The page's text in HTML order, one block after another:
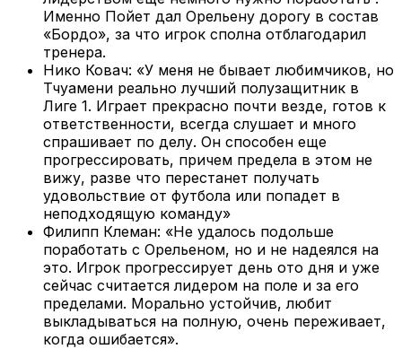
Именно Пойет дал Орельену дорогу в состав
«Бордо», за что игрок сполна отблагодарил
тренера.
Нико Ковач: «У меня не бывает любимчиков, но
Тчуамени реально лучший полузащитник в
Лиге 1. Играет прекрасно почти везде, готов к
ответственности, всегда слушает и много
спрашивает по делу. Он способен еще
прогрессировать, причем предела в этом не
вижу, разве что перестанет получать
удовольствие от футбола или попадет в
неподходящую команду»
Филипп Клеман: «Не удалось подольше
поработать с Орельеном, но и не надеялся на
это. Игрок прогрессирует день ото дня и уже
сейчас считается лидером на поле и за его
пределами. Морально устойчив, любит
выкладываться на полную, очень переживает,
когда ошибается».